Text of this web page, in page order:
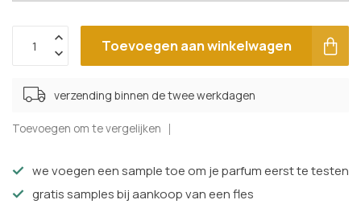
Toevoegen aan winkelwagen
verzending binnen de twee werkdagen
Toevoegen om te vergelijken
we voegen een sample toe om je parfum eerst te testen
gratis samples bij aankoop van een fles